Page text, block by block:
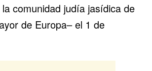
comunidad judía jasídica de
de Europa– el 1 de